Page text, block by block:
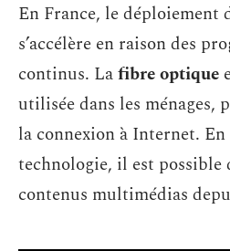
En France, le
s’accélère en raison des
continus. Lafibre optique
utilisée dans les
la connexion à Internet.
technologie, il est possible
contenus multimédias